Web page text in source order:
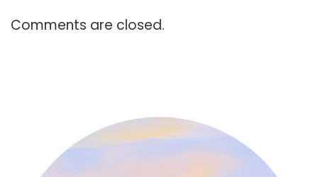
Comments are closed.